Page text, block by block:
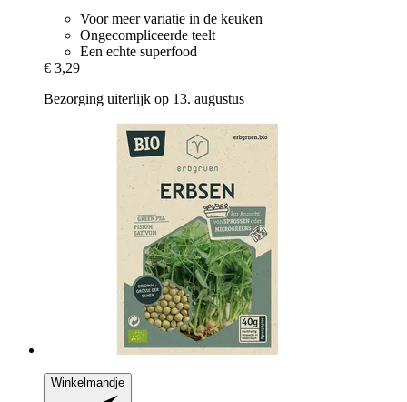
Voor meer variatie in de keuken
Ongecompliceerde teelt
Een echte superfood
€ 3,29
Bezorging uiterlijk op 13. augustus
Winkelmandje